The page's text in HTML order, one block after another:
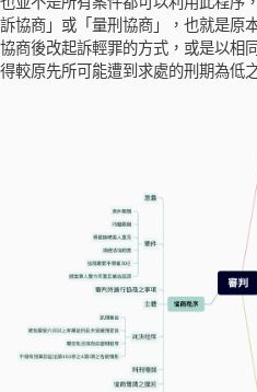
訴協商」或「量刑協商」，也就是原
協商後改起訴輕罪的方式，或是以相
得較原先所可能遭到求處的刑期為低